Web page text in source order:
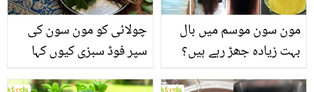
چولائی کو مون سون کی
سپر فوڈ سبزی کیوں کہا
جاتا ہے؟ جانیں وٹامنز،
مون سون موسم میں بال
بہت زیادہ جھڑ رہے ہیں؟
جانیں بالوں کو مضبوط